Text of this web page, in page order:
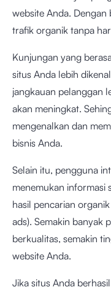
website Anda. Dengan
trafik organik tanpa
Kunjungan yang
situs Anda lebih
jangkauan pelanggan
akan meningkat.
mengenalkan dan
bisnis Anda.
Selain itu, pengguna
menemukan informasi
hasil pencarian
ads). Semakin banyak
berkualitas, semakin
website Anda.
Jika situs Anda